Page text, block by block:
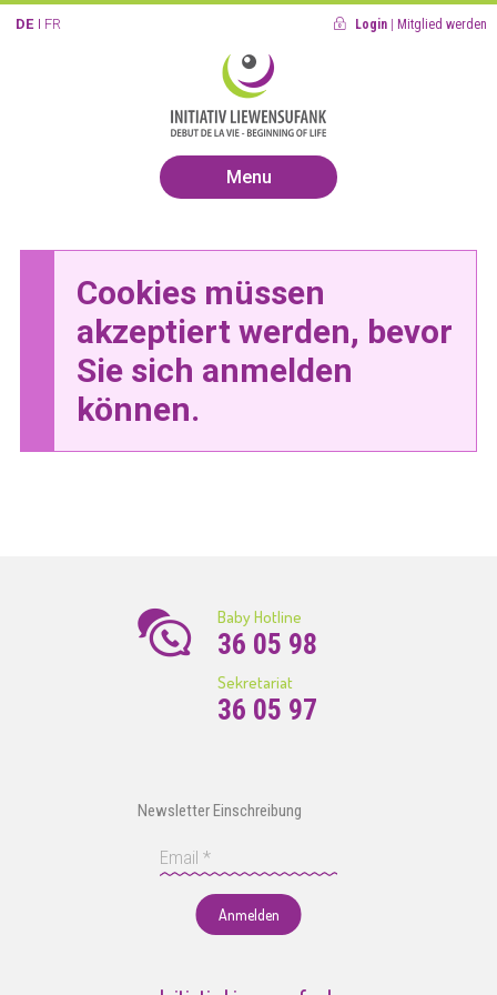
DE FR Login Mitglied werden
Menu
Cookies müssen
akzeptiert werden, bevor
Sie sich anmelden
können.
Baby Hotline
36 05 98
Sekretariat
36 05 97
Newsletter Einschreibung
Anmelden